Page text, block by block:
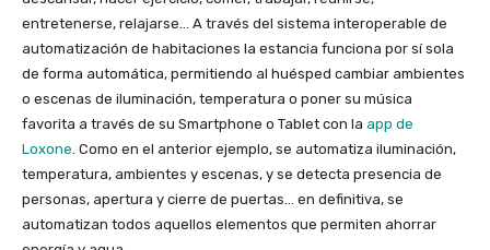
entretenerse, relajarse… A través del sistema interoperable de
automatización de habitaciones la estancia funciona por sí sola
de forma automática, permitiendo al huésped cambiar ambientes
o escenas de iluminación, temperatura o poner su música
favorita a través de su Smartphone o Tablet con la app de
Loxone . Como en el anterior ejemplo, se automatiza iluminación,
temperatura, ambientes y escenas, y se detecta presencia de
personas, apertura y cierre de puertas… en definitiva, se
automatizan todos aquellos elementos que permiten ahorrar